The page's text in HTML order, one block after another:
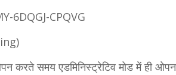
6DQGJ-CPQVG
करते समय एडमिनिस्ट्रेटिव मोड में ही